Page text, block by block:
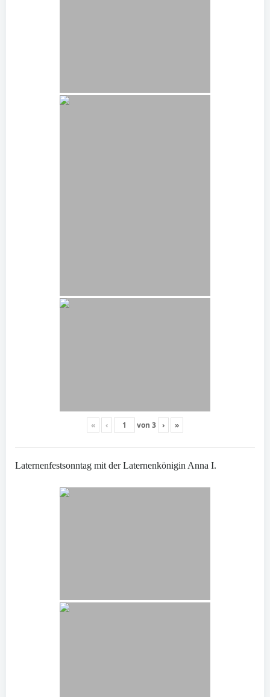
« ‹ von 3 › »
Laternenfestsonntag mit der Laternenkönigin Anna I.